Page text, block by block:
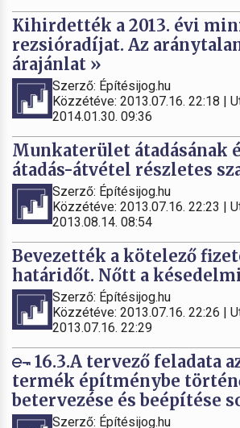
Kihirdették a 2013. évi
rezsióradíjat. Az
árajánlat »
Szerző: Építésijog.hu
Közzétéve: 2013.07.16. 22:18 |
2014.01.30. 09:36
Munkaterület átadásának
átadás-átvétel részletes
Szerző: Építésijog.hu
Közzétéve: 2013.07.16. 22:23 |
2013.08.14. 08:54
Bevezették a kötelező
határidőt. Nőtt a
Szerző: Építésijog.hu
Közzétéve: 2013.07.16. 22:26 |
2013.07.16. 22:29
16.3.A tervező feladata
termék építménybe
betervezése és beépítése
Szerző: Építésijog.hu